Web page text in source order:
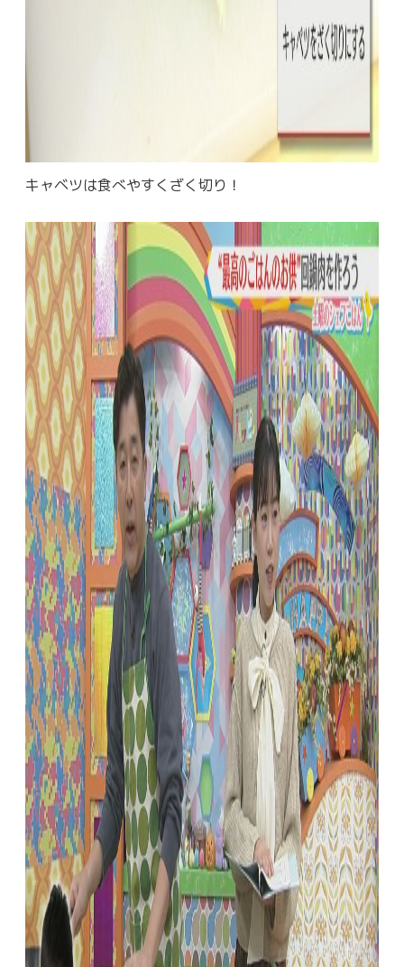
キャベツは食べやすくざく切り！